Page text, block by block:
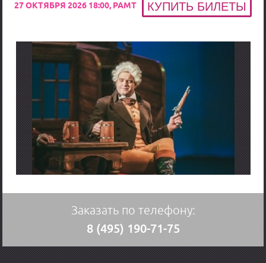
27 ОКТЯБРЯ 2026 18:00, РАМТ
Заказать по телефону:
8 (495) 190-71-75